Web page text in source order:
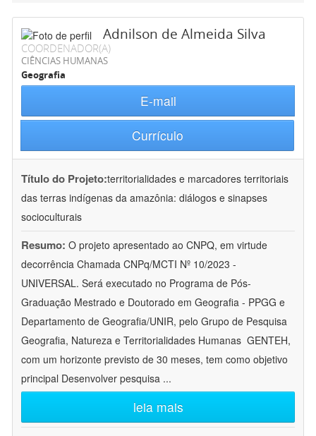
Adnilson de Almeida Silva
COORDENADOR(A)
CIÊNCIAS HUMANAS
Geografia
E-mail
Currículo
Título do Projeto:territorialidades e marcadores territoriais
das terras indígenas da amazônia: diálogos e sinapses
socioculturais
Resumo: O projeto apresentado ao CNPQ, em virtude
decorrência Chamada CNPq/MCTI Nº 10/2023 -
UNIVERSAL. Será executado no Programa de Pós-
Graduação Mestrado e Doutorado em Geografia - PPGG e
Departamento de Geografia/UNIR, pelo Grupo de Pesquisa
Geografia, Natureza e Territorialidades Humanas  GENTEH,
com um horizonte previsto de 30 meses, tem como objetivo
principal Desenvolver pesquisa ...
leia mais